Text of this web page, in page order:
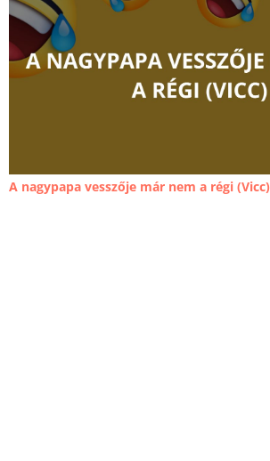
A nagypapa vesszője már nem a régi (Vicc)